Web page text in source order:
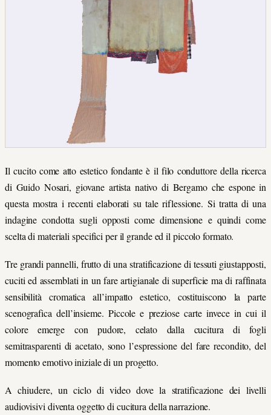
Il cucito come atto estetico fondante è il filo conduttore della ricerca
di Guido Nosari, giovane artista nativo di Bergamo che espone in
questa mostra i recenti elaborati su tale riflessione. Si tratta di una
indagine condotta sugli opposti come dimensione e quindi come
scelta di materiali specifici per il grande ed il piccolo formato.
Tre grandi pannelli, frutto di una stratificazione di tessuti giustapposti,
cuciti ed assemblati in un fare artigianale di superficie ma di raffinata
sensibilità cromatica all’impatto estetico, costituiscono la parte
scenografica dell’insieme. Piccole e preziose carte invece in cui il
colore emerge con pudore, celato dalla cucitura di fogli
semitrasparenti di acetato, sono l’espressione del fare recondito, del
momento emotivo iniziale di un progetto.
A chiudere, un ciclo di video dove la stratificazione dei livelli
audiovisivi diventa oggetto di cucitura della narrazione.